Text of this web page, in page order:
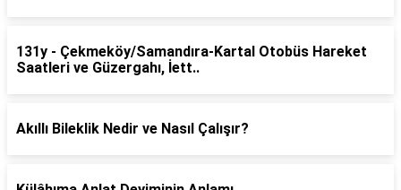
131y - Çekmeköy/Samandıra-Kartal Otobüs Hareket
Saatleri ve Güzergahı, İett..
Akıllı Bileklik Nedir ve Nasıl Çalışır?